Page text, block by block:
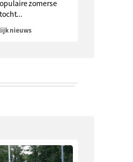
zomerse
nieuws